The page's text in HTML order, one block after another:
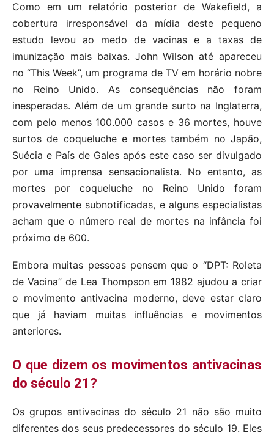
Como em um relatório posterior de Wakefield, a
cobertura irresponsável da mídia deste pequeno
estudo levou ao medo de vacinas e a taxas de
imunização mais baixas. John Wilson até apareceu
no “This Week”, um programa de TV em horário nobre
no Reino Unido. As consequências não foram
inesperadas. Além de um grande surto na Inglaterra,
com pelo menos 100.000 casos e 36 mortes, houve
surtos de coqueluche e mortes também no Japão,
Suécia e País de Gales após este caso ser divulgado
por uma imprensa sensacionalista. No entanto, as
mortes por coqueluche no Reino Unido foram
provavelmente subnotificadas, e alguns especialistas
acham que o número real de mortes na infância foi
próximo de 600.
Embora muitas pessoas pensem que o “DPT: Roleta
de Vacina” de Lea Thompson em 1982 ajudou a criar
o movimento antivacina moderno, deve estar claro
que já haviam muitas influências e movimentos
anteriores.
O que dizem os movimentos antivacinas
do século 21?
Os grupos antivacinas do século 21 não são muito
diferentes dos seus predecessores do século 19. Eles